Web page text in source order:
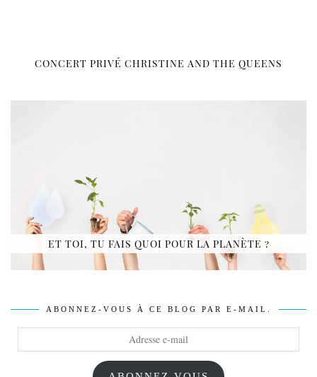
CONCERT PRIVÉ CHRISTINE AND THE QUEENS
ET TOI, TU FAIS QUOI POUR LA PLANÈTE ?
ABONNEZ-VOUS À CE BLOG PAR E-MAIL.